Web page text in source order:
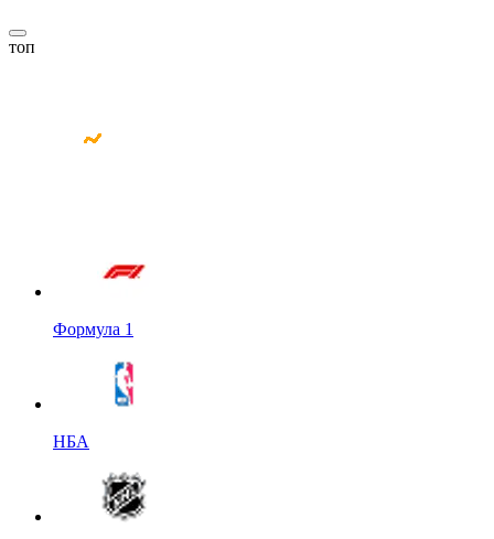
топ
Формула 1
НБА